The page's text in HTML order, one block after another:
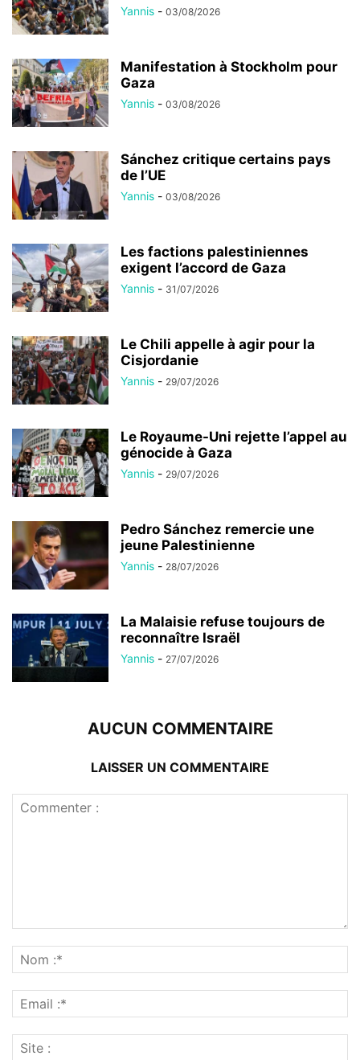
Yannis - 03/08/2026
Manifestation à Stockholm pour
Gaza
Yannis - 03/08/2026
Sánchez critique certains pays
de l’UE
Yannis - 03/08/2026
Les factions palestiniennes
exigent l’accord de Gaza
Yannis - 31/07/2026
Le Chili appelle à agir pour la
Cisjordanie
Yannis - 29/07/2026
Le Royaume-Uni rejette l’appel au
génocide à Gaza
Yannis - 29/07/2026
Pedro Sánchez remercie une
jeune Palestinienne
Yannis - 28/07/2026
La Malaisie refuse toujours de
reconnaître Israël
Yannis - 27/07/2026
AUCUN COMMENTAIRE
LAISSER UN COMMENTAIRE